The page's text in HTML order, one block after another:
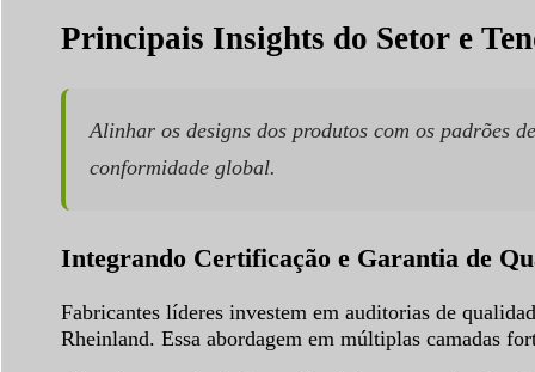
Principais Insights do Setor e
Alinhar os designs dos produtos com os padrões
conformidade global.
Integrando Certificação e Garantia de
Fabricantes líderes investem em auditorias de
Rheinland. Essa abordagem em múltiplas camadas